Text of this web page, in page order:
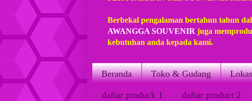
Berbekal pengalaman bertahun tahun
AWANGGA SOUVENIR juga
kebutuhan anda kepada kami.
Beranda Toko & Gudang
daftar produck 1 daftar product 2